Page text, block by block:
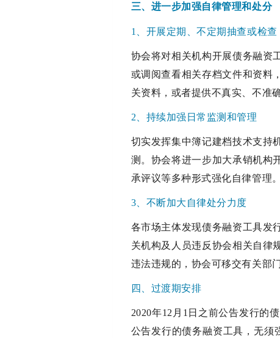
三、进一步加强自律管理和处分
1、开展定期、不定期抽查或检查
协会将对相关机构开展债务融资
或调阅查看相关存档文件和资料
关资料，或者提供不真实、不准
2、持续加强日常监测和管理
切实发挥集中簿记建档技术支持
测。协会将进一步加大承销机构
承评议等多种形式强化自律管理
3、不断加大自律处分力度
各市场主体发现债务融资工具发
关机构及人员违反协会相关自律
违法违规的，协会可移交有关部
四、过渡期安排
2020年12月1日之前公告发行的
公告发行的债务融资工具，无须